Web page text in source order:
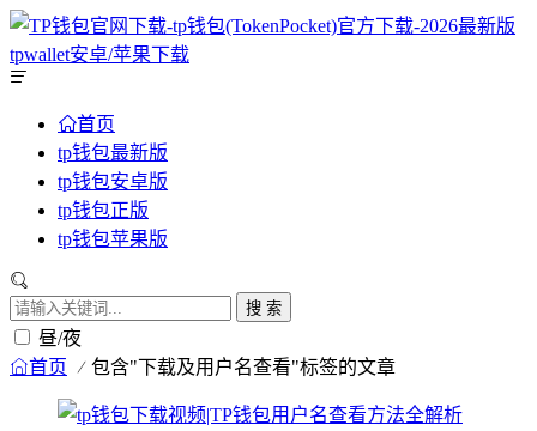
首页
tp钱包最新版
tp钱包安卓版
tp钱包正版
tp钱包苹果版
搜 索
昼/夜
首页 包含"下载及用户名查看"标签的文章